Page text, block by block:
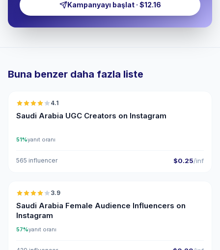
Kampanyayı başlat · $12.16
Buna benzer daha fazla liste
4.1
Saudi Arabia UGC Creators on Instagram
51%yanıt oranı
565 influencer $0.25/inf
🇸🇦
3.9
Saudi Arabia Female Audience Influencers on
Instagram
57%yanıt oranı